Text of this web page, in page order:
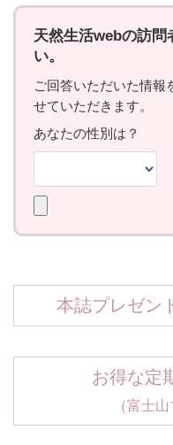
本誌プレゼン
お得な定
（富士山